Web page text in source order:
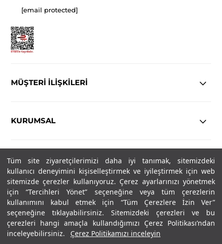
Tüm site ziyaretçilerimizi daha iyi tanımak, sitemizdeki
kullanıcı deneyimini kişiselleştirmek ve iyileştirmek için web
sitemizde çerezler kullanıyoruz. Çerez ayarlarınızı yönetmek
için “Tercihleri Yönet” seçeneğine veya tüm çerezlerin
kullanımını kabul etmek için “Tüm Çerezlere İzin Ver”
seçeneğine tıklayabilirsiniz. Sitemizdeki çerezleri ve bu
çerezleri hangi amaçla kullandığımızı Çerez Politikası’ndan
inceleyebilirsiniz.
Çerez Politikamızı inceleyin
[email protected]
MÜŞTERİ İLİŞKİLERİ
KURUMSAL
YASAL
Copyright© 2025 IN-FORMAL Tüm hakları saklıdır.
SOSYAL MEDYA